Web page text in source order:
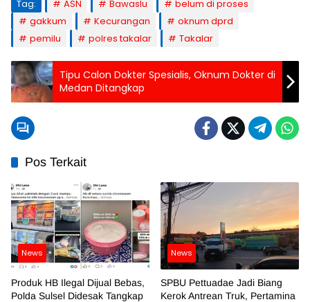
Tag: ASN Bawaslu
belum di proses
gakkum
Kecurangan
oknum dprd
pemilu
polres takalar Takalar
Tipu Calon Dokter Spesialis, Oknum Dokter di
Medan Ditangkap
Pos Terkait
News
Produk HB Ilegal Dijual Bebas,
Polda Sulsel Didesak Tangkap
News
SPBU Pettuadae Jadi Biang
Kerok Antrean Truk, Pertamina